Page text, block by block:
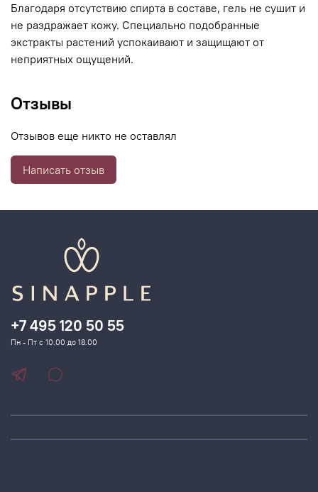
Благодаря отсутствию спирта в составе, гель не сушит и
не раздражает кожу. Специально подобранные
экстракты растений успокаивают и защищают от
неприятных ощущений.
Отзывы
Отзывов еще никто не оставлял
Написать отзыв
+7 495 120 50 55
Пн - Пт с 10.00 до 18.00